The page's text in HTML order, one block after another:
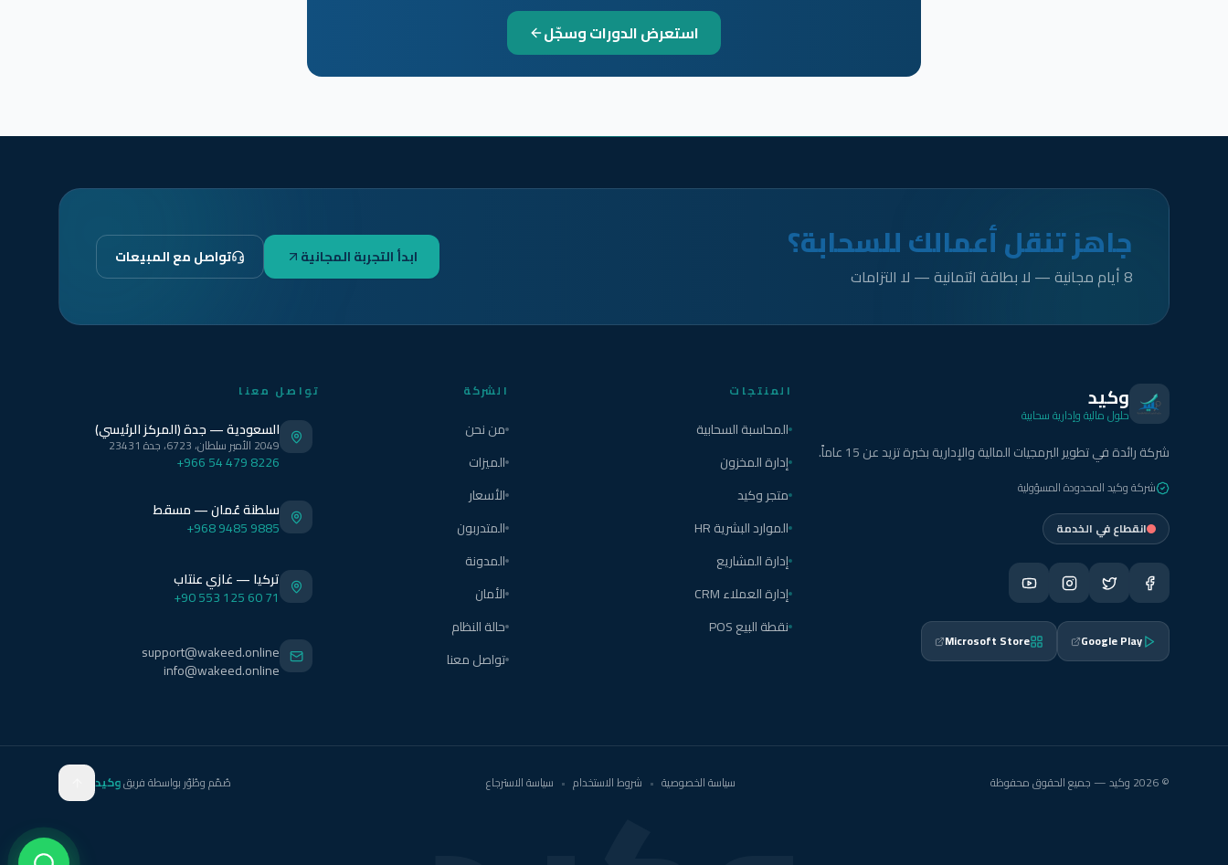
استعرض الدورات وسجّل
جاهز تنقل أعمالك للسحابة؟
8 أيام مجانية — لا بطاقة ائتمانية — لا التزامات
ابدأ التجربة المجانية تواصل مع المبيعات
وكيد
حلول مالية وإدارية سحابية
شركة رائدة في تطوير البرمجيات المالية والإدارية بخبرة تزيد عن 15 عاماً.
شركة وكيد المحدودة المسؤولية
انقطاع في الخدمة
Google Play
Microsoft Store
المنتجات
المحاسبة السحابية
إدارة المخزون
متجر وكيد
الموارد البشرية HR
إدارة المشاريع
إدارة العملاء CRM
نقطة البيع POS
الشركة
من نحن
الميزات
الأسعار
المتدربون
المدونة
الأمان
حالة النظام
تواصل معنا
تواصل معنا
السعودية — جدة (المركز الرئيسي)
2049 الأمير سلطان، 6723، جدة 23431
+966 54 479 8226
سلطنة عُمان — مسقط
+968 9485 9885
تركيا — غازي عنتاب
+90 553 125 60 71
support@wakeed.online
info@wakeed.online
© 2026 وكيد — جميع الحقوق محفوظة سياسة الخصوصية • شروط الاستخدام • سياسة الاسترجاع صُمّم وطُوّر بواسطة فريقوكيد